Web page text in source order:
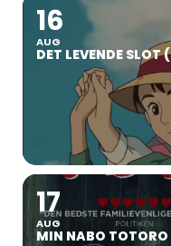
16
AUG
DET LEVENDE
17
AUG
MIN NABO